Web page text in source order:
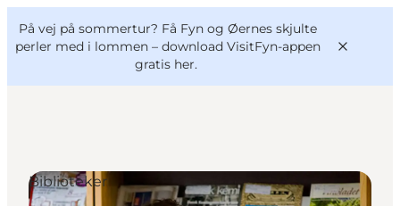
På vej på sommertur? Få Fyn og Øernes skjulte
perler med i lommen – download VisitFyn-appen
gratis her.
Oplevelser
VisitFyn
Deutsch
Biblioteker